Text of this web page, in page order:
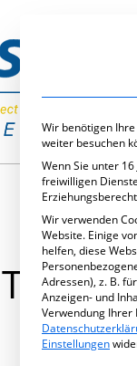
Wir benötigen
weiter besuchen
Wenn Sie unter
freiwilligen
Wir verwenden
Website. Einige
helfen, diese
Adressen), z. B.
Anzeigen- und
Verwendung Ihrer
Einstellungen